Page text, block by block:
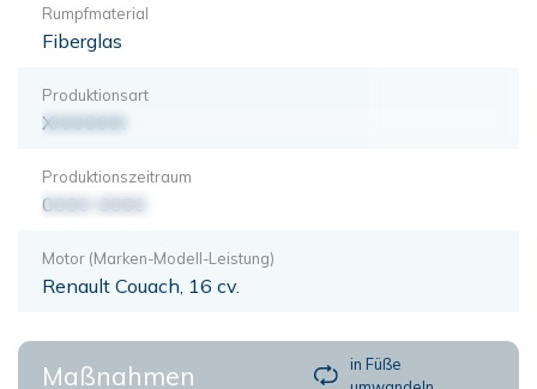
Rumpfmaterial
Fiberglas
Produktionsart
XXXXXXX
Produktionszeitraum
0000-0000
Motor (Marken-Modell-Leistung)
Renault Couach, 16 cv.
Maßnahmen
in Füße